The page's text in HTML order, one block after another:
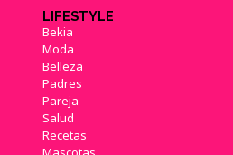
LIFESTYLE
Bekia
Moda
Belleza
Padres
Pareja
Salud
Recetas